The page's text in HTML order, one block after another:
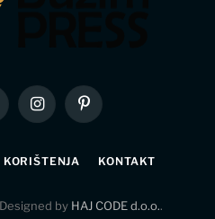
InstagramPinterest
KORIŠTENJA KONTAKT
by HAJ CODE d.o.o..